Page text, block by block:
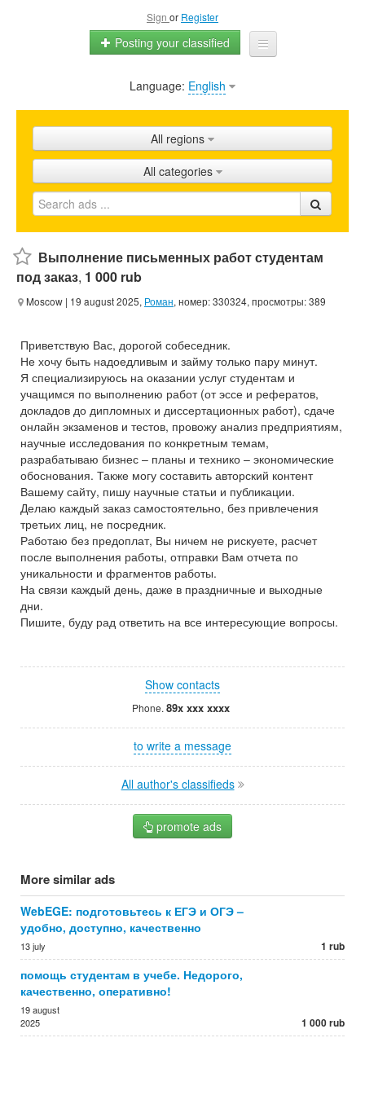
Sign or Register
Posting your classified
Home
Shops
Promotion
FAQ
Blog
Language: English
All regions
All categories
Выполнение письменных работ студентам
под заказ, 1 000 rub
Moscow | 19 august 2025, Роман, номер: 330324, просмотры: 389
Приветствую Вас, дорогой собеседник.
Не хочу быть надоедливым и займу только пару минут.
Я специализируюсь на оказании услуг студентам и
учащимся по выполнению работ (от эссе и рефератов,
докладов до дипломных и диссертационных работ), сдаче
онлайн экзаменов и тестов, провожу анализ предприятиям,
научные исследования по конкретным темам,
разрабатываю бизнес – планы и технико – экономические
обоснования. Также могу составить авторский контент
Вашему сайту, пишу научные статьи и публикации.
Делаю каждый заказ самостоятельно, без привлечения
третьих лиц, не посредник.
Работаю без предоплат, Вы ничем не рискуете, расчет
после выполнения работы, отправки Вам отчета по
уникальности и фрагментов работы.
На связи каждый день, даже в праздничные и выходные
дни.
Пишите, буду рад ответить на все интересующие вопросы.
Show contacts
Phone. 89x xxx xxxx
to write a message
All author's classifieds
promote ads
More similar ads
WebEGE: подготовьтесь к ЕГЭ и ОГЭ –
удобно, доступно, качественно
13 july 1 rub
помощь студентам в учебе. Недорого,
качественно, оперативно!
19 august
2025
1 000 rub